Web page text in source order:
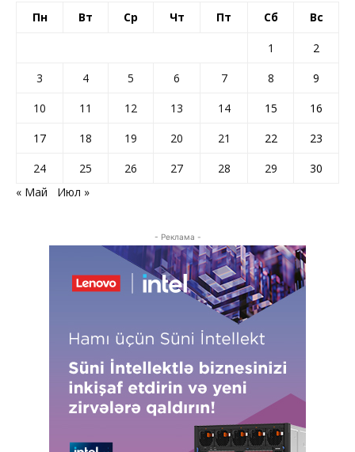
Пн Вт Ср Чт Пт Сб Вс
1
2
3
4 5 6 7 8
9
10
11 12 13 14 15
16
17
18 19 20 21 22
23
24
25 26 27 28 29
30
« Май
Июл »
- Реклама -